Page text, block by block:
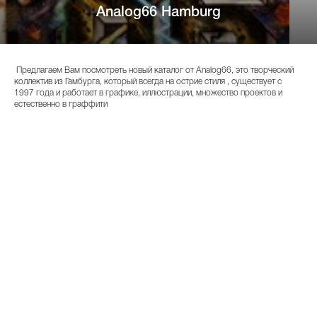
Analog66 Hamburg
Предлагаем Вам посмотреть новый каталог от Analog66, это творческий
коллектив из Гамбурга, который всегда на острие стиля , существует с
1997 года и работает в графике, иллюстрации, множество проектов и
естественно в граффити